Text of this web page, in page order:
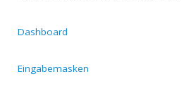
Dashboard
Eingabemasken